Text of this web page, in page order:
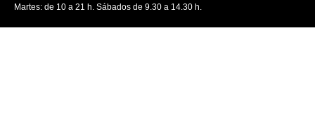
Martes: de 10 a 21 h. Sábados de 9.30 a 14.30 h.